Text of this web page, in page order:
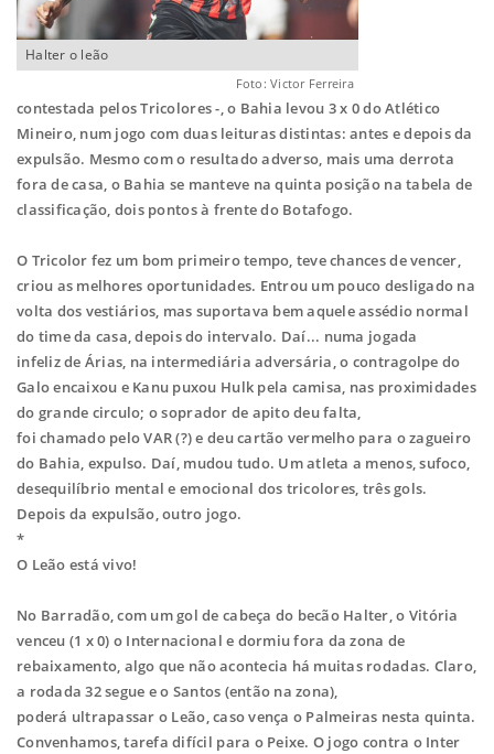
Halter o leão
Foto: Victor Ferreira
contestada pelos Tricolores -, o Bahia levou 3 x 0 do Atlético
Mineiro, num jogo com duas leiturasdistintas: antes e depois da
expulsão. Mesmo com o resultado adverso, mais umaderrota
fora de casa, o Bahia se manteve na quinta posição na tabela de
classificação, dois pontos à frente do Botafogo.
O Tricolor fez um bom primeiro tempo, teve chances de vencer,
criou as melhores oportunidades. Entrou um pouco desligado na
volta dos vestiários, mas suportava bemaquele assédio normal
do time da casa, depois do intervalo. Daí... numa jogada
infelizde Árias, na intermediária adversária, o contragolpe do
Galo encaixou e Kanu puxou Hulk pela camisa, nas proximidades
do grande circulo; o soprador de apito deu falta,
foi chamado pelo VAR (?) e deu cartão vermelho para o zagueiro
do Bahia, expulso. Daí, mudou tudo. Um atleta a menos, sufoco,
desequilíbrio mental e emocional dos tricolores, três gols.
Depois da expulsão, outro jogo.
*
O Leão está vivo!
No Barradão, com um gol de cabeça do becão Halter, o Vitória
venceu (1 x 0) o Internacional e dormiu fora da zona de
rebaixamento, algo que não acontecia há muitas rodadas. Claro,
a rodada 32 segue e o Santos (então na zona),
poderá ultrapassar o Leão, caso vença o Palmeiras nesta quinta.
Convenhamos, tarefa difícil para o Peixe. O jogo contra o Inter